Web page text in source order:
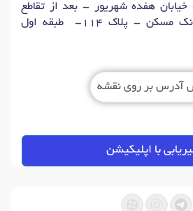
هفده شهریور - بعد از تقاطع
بهزیستی - مقابل بانک مسکن - پلاک 114- طبقه اول
آدرس بر روی نقشه
با اپلیکیشن